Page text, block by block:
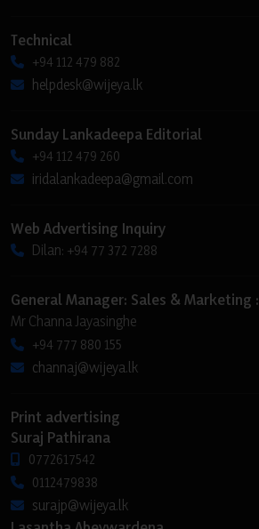
Technical
+94 112 479 882
helpdesk@wijeya.lk
Sunday Lankadeepa Editorial
+94 112 479 260
iridalankadeepa@gmail.com
Web Advertising Inquiry
Dilan: +94 77 372 7288
General Manager: Sales & Marketing :
Mr Channa Jayasinghe
+94 777 880 155
channaj@wijeya.lk
Print advertising
Suraj Pathirana
0772617542
0112479838
surajp@wijeya.lk